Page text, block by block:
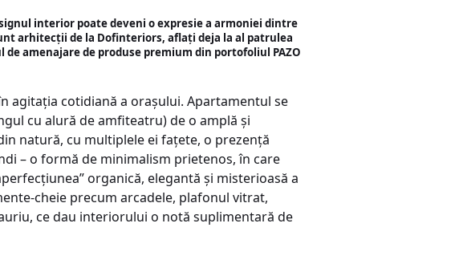
interior poate deveni o expresie a armoniei dintre
arhitecții de la Dofinteriors, aflați deja la al patrulea
amenajare de produse premium din portofoliul PAZO
agitația cotidiană a orașului. Apartamentul se
cu alură de amfiteatru) de o amplă și
natură, cu multiplele ei fațete, o prezență
– o formă de minimalism prietenos, în care
organică, elegantă și misterioasă a
cheie precum arcadele, plafonul vitrat,
ce dau interiorului o notă suplimentară de